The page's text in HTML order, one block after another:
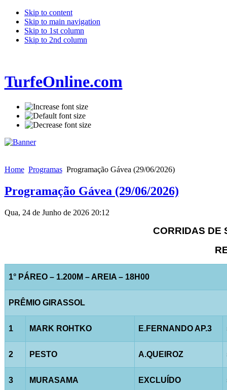
Skip to content
Skip to main navigation
Skip to 1st column
Skip to 2nd column
TurfeOnline.com
Home Programas Programação Gávea (29/06/2026)
Programação Gávea (29/06/2026)
Qua, 24 de Junho de 2026 20:12
CORRIDAS DE
1° PÁREO – 1.200M – AREIA – 18H00
PRÊMIO GIRASSOL
1 MARK ROHTKO E.FERNANDO AP.3
2 PESTO A.QUEIROZ
3 MURASAMA EXCLUÍDO